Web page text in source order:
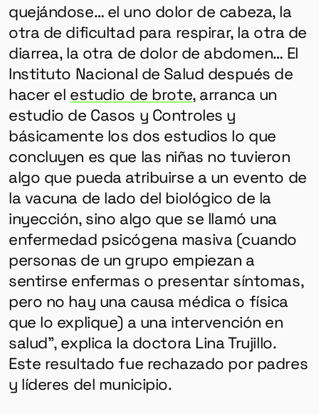
quejándose… el uno dolor de cabeza, la
otra de dificultad para respirar, la otra de
diarrea, la otra de dolor de abdomen… El
Instituto Nacional de Salud después de
hacer el estudio de brote, arranca un
estudio de Casos y Controles y
básicamente los dos estudios lo que
concluyen es que las niñas no tuvieron
algo que pueda atribuirse a un evento de
la vacuna de lado del biológico de la
inyección, sino algo que se llamó una
enfermedad psicógena masiva (cuando
personas de un grupo empiezan a
sentirse enfermas o presentar síntomas,
pero no hay una causa médica o física
que lo explique) a una intervención en
salud”, explica la doctora Lina Trujillo.
Este resultado fue rechazado por padres
y líderes del municipio.